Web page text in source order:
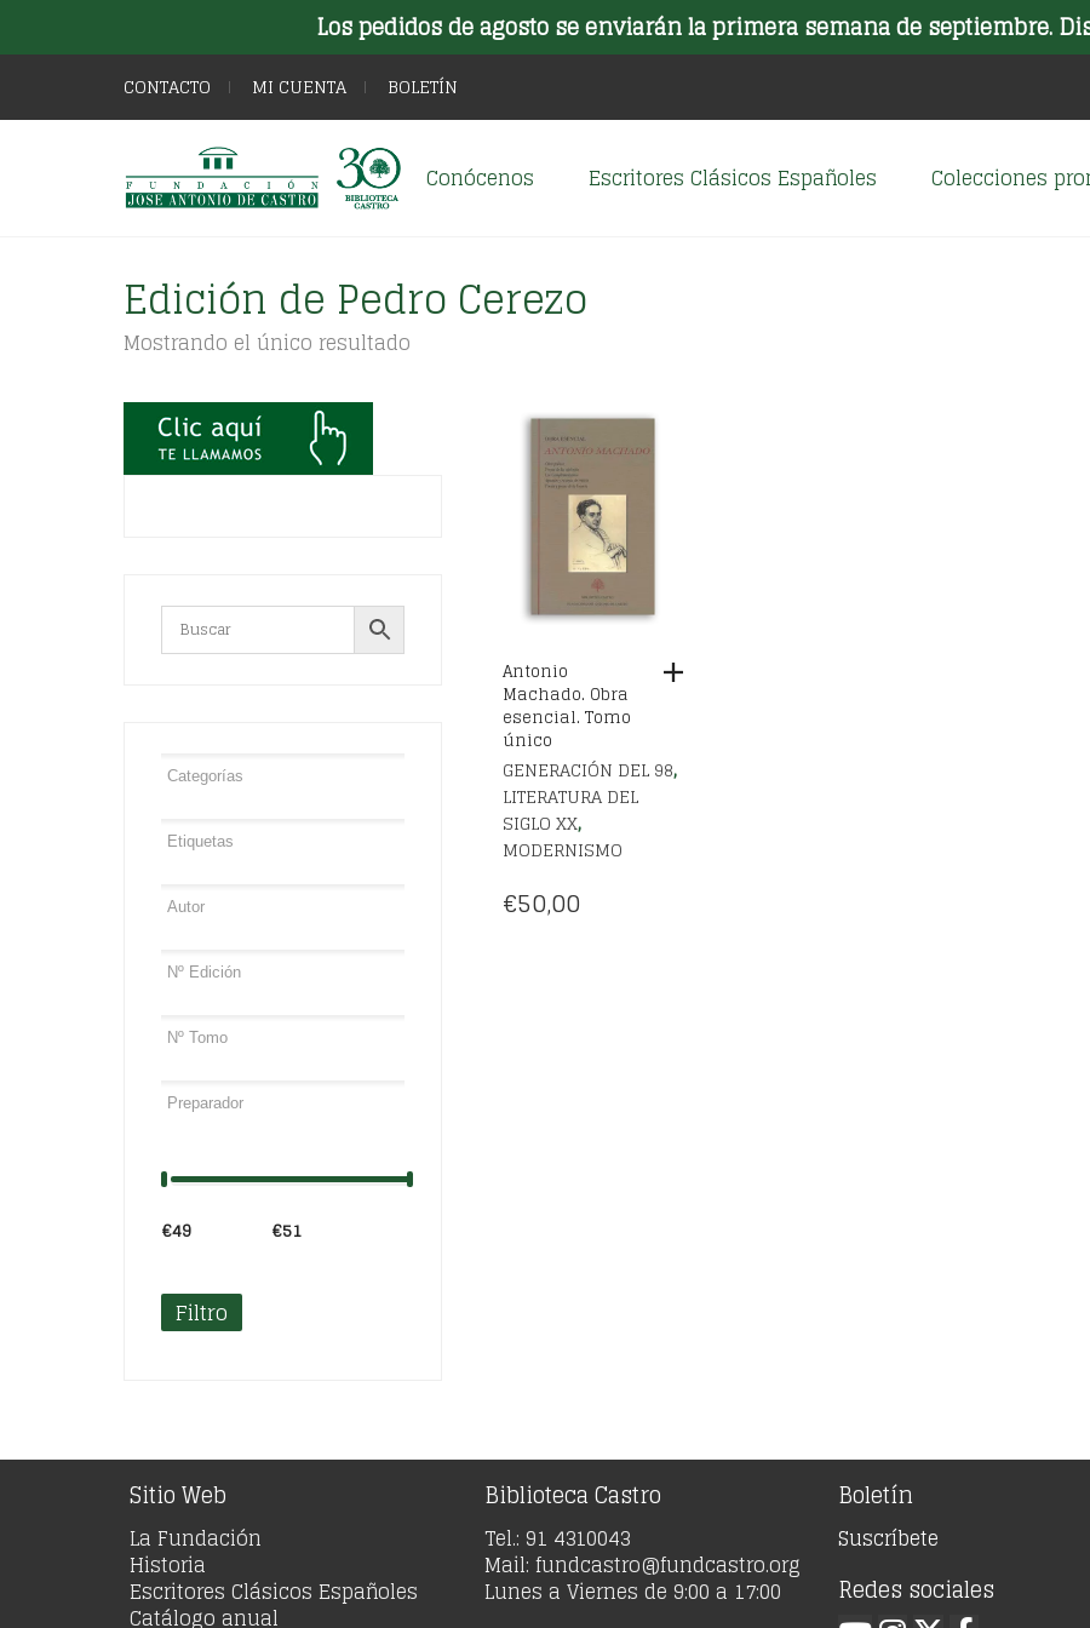
Los pedidos de agosto se enviarán la primera semana de septiembre.
CONTACTO MI CUENTA BOLETÍN
Conócenos Escritores Clásicos Españoles Colecciones
Edición de Pedro Cerezo
Mostrando el único resultado
Antonio
Machado. Obra
esencial. Tomo
único
GENERACIÓN DEL 98,
LITERATURA DEL
SIGLO XX,
MODERNISMO
€50,00
€49 €51
Filtro
Sitio Web
La Fundación
Historia
Escritores Clásicos Españoles
Catálogo anual
Biblioteca Castro
Tel.: 91 4310043
Mail: fundcastro@fundcastro.org
Lunes a Viernes de 9:00 a 17:00
Boletín
Suscríbete
Redes sociales